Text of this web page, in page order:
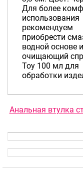
Для более
использования
рекомендуем
приобрести
водной основе и
очищающий
Toy 100 мл для
обработки
Анальная втулка